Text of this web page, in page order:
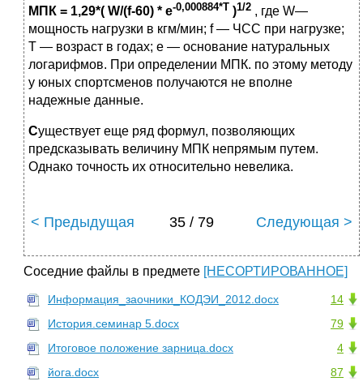
МПК = 1,29*( W/(f-60) * e-0,000884*T )1/2 , где W—
мощность нагрузки в кгм/мин; f — ЧСС при нагрузке;
Т — возраст в годах; е — основание натуральных
логарифмов. При определении МПК. по этому методу
у юных спортсменов получаются не вполне
надежные данные.
Существует еще ряд формул, позволяющих
предсказывать величину МПК непрямым путем.
Однако точность их относительно невелика.
< Предыдущая 35 / 79 Следующая >
Соседние файлы в предмете [НЕСОРТИРОВАННОЕ]
14
Информация_заочники_КОДЭИ_2012.docx
79
История.семинар 5.docx
4
Итоговое положение зарница.docx
87
йога.docx